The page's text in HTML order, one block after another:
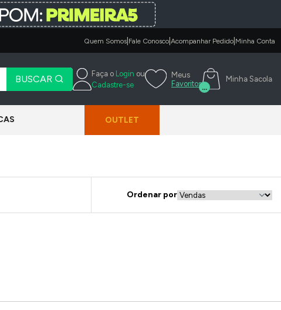
Quem Somos Fale Conosco Acompanhar Pedido Minha Conta
BUSCAR Faça o Login ou
Cadastre-se
Meus
Favoritos
Minha Sacola
...
OUTLET
Ordenar por